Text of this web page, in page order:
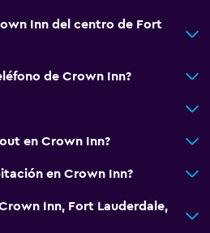
Inn del centro de Fort
de Crown Inn?
en Crown Inn?
en Crown Inn?
Inn, Fort Lauderdale,